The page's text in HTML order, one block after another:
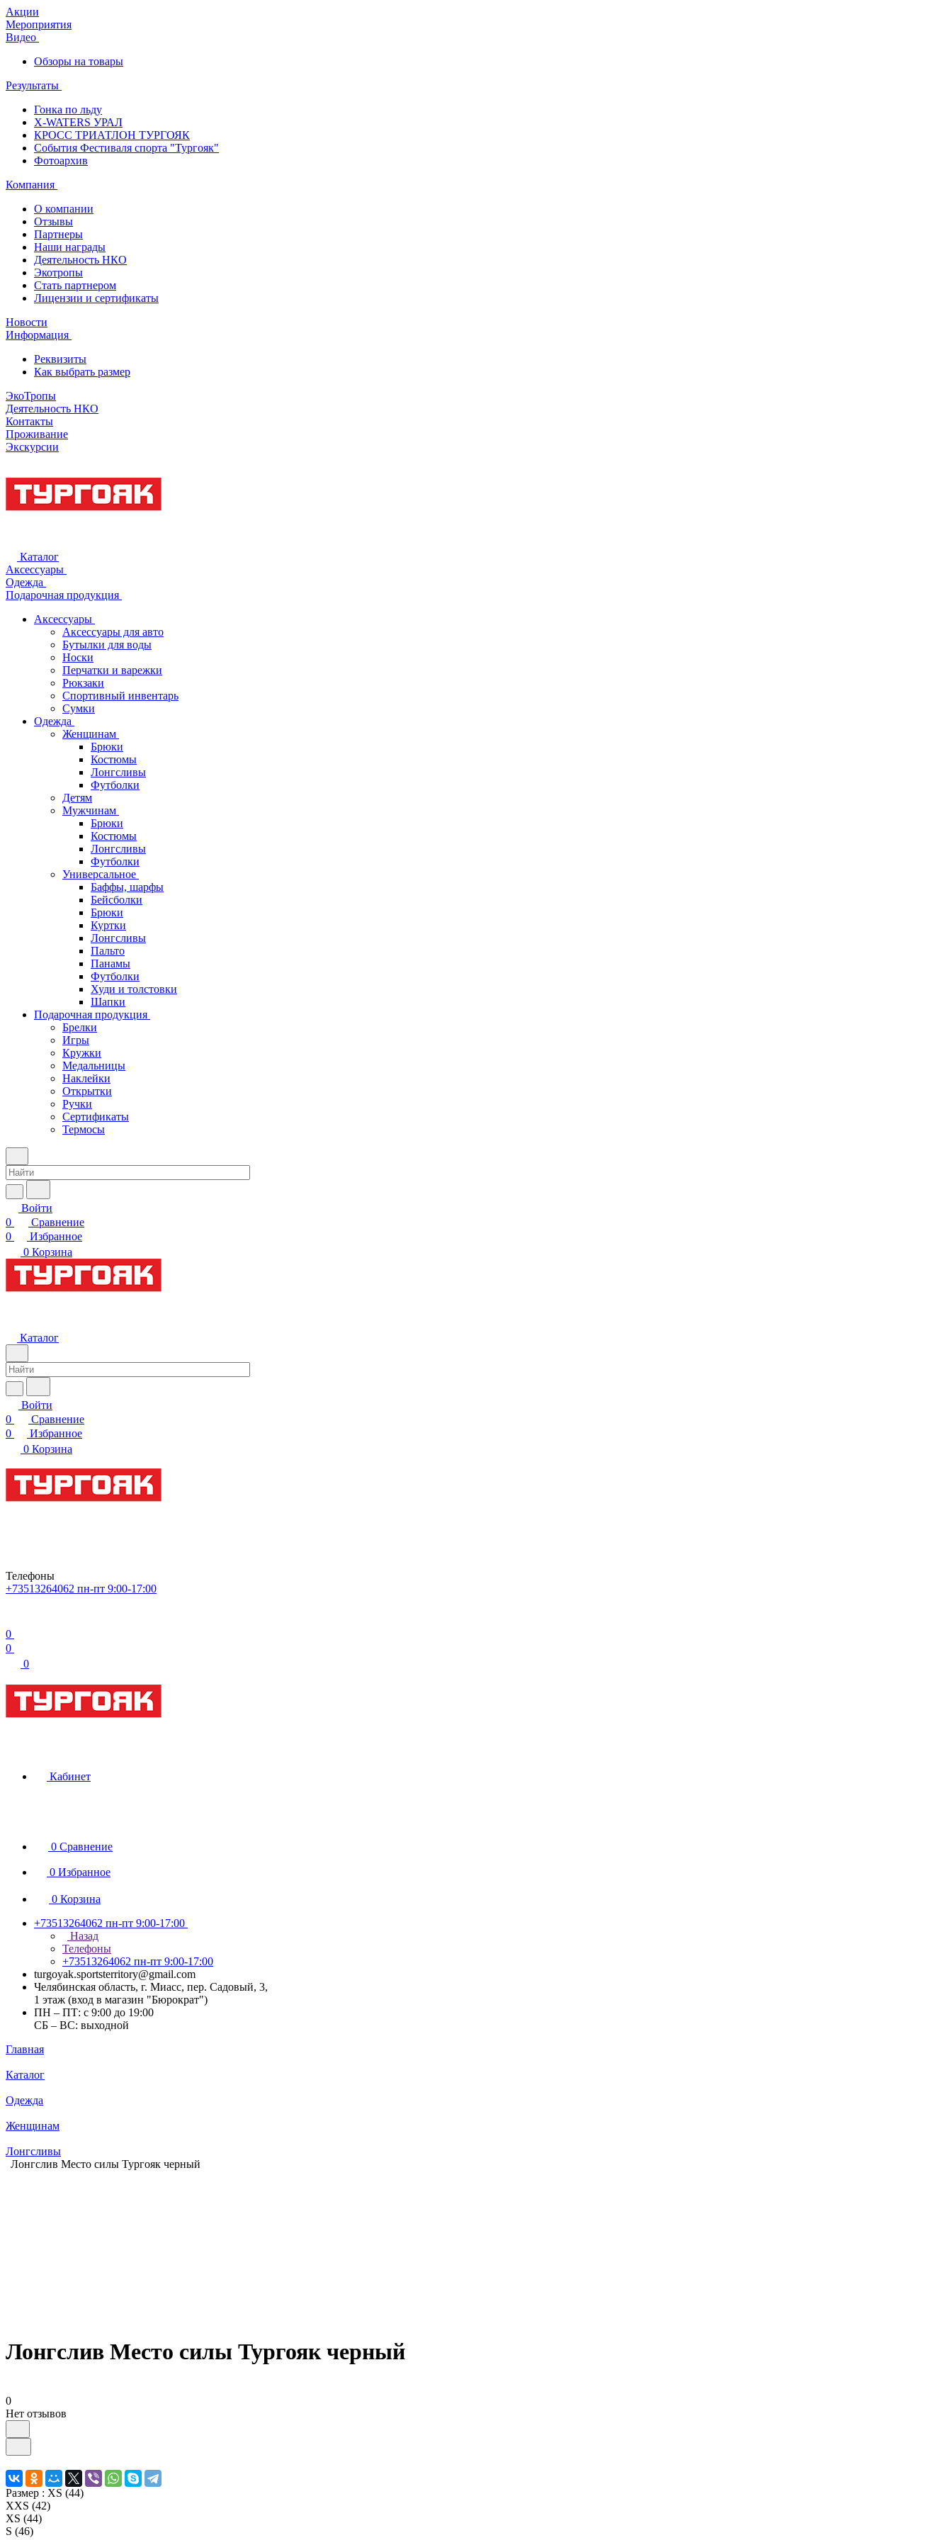
Акции
Мероприятия
Видео
Обзоры на товары
Результаты
Гонка по льду
X-WATERS УРАЛ
КРОСС ТРИАТЛОН ТУРГОЯК
События Фестиваля спорта "Тургояк"
Фотоархив
Компания
О компании
Отзывы
Партнеры
Наши награды
Деятельность НКО
Экотропы
Стать партнером
Лицензии и сертификаты
Новости
Информация
Реквизиты
Как выбрать размер
ЭкоТропы
Деятельность НКО
Контакты
Проживание
Экскурсии
Каталог
Аксессуары
Одежда
Подарочная продукция
Аксессуары
Аксессуары для авто
Бутылки для воды
Носки
Перчатки и варежки
Рюкзаки
Спортивный инвентарь
Сумки
Одежда
Женщинам
Брюки
Костюмы
Лонгсливы
Футболки
Детям
Мужчинам
Брюки
Костюмы
Лонгсливы
Футболки
Универсальное
Баффы, шарфы
Бейсболки
Брюки
Куртки
Лонгсливы
Пальто
Панамы
Футболки
Худи и толстовки
Шапки
Подарочная продукция
Брелки
Игры
Кружки
Медальницы
Наклейки
Открытки
Ручки
Сертификаты
Термосы
Войти
0
Сравнение
0
Избранное
0 Корзина
Каталог
Войти
0
Сравнение
0
Избранное
0 Корзина
Телефоны
+73513264062 пн-пт 9:00-17:00
0
0
0
Кабинет
0 Сравнение
0 Избранное
0 Корзина
+73513264062 пн-пт 9:00-17:00
Назад
Телефоны
+73513264062 пн-пт 9:00-17:00
turgoyak.sportsterritory@gmail.com
Челябинская область, г. Миасс, пер. Садовый, 3,
1 этаж (вход в магазин "Бюрократ")
ПН – ПТ: с 9:00 до 19:00
СБ – ВС: выходной
Главная
Каталог
Одежда
Женщинам
Лонгсливы
Лонгслив Место силы Тургояк черный
Лонгслив Место силы Тургояк черный
0
Нет отзывов
Размер : XS (44)
XXS (42)
XS (44)
S (46)